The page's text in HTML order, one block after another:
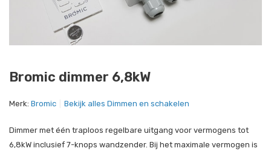
Bromic dimmer 6,8kW
Merk: Bromic Bekijk alles Dimmen en schakelen
Dimmer met één traploos regelbare uitgang voor vermogens tot
6,8kW inclusief 7-knops wandzender. Bij het maximale vermogen is